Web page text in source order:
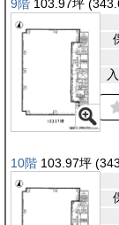
9階 103.97坪
10階 103.97坪